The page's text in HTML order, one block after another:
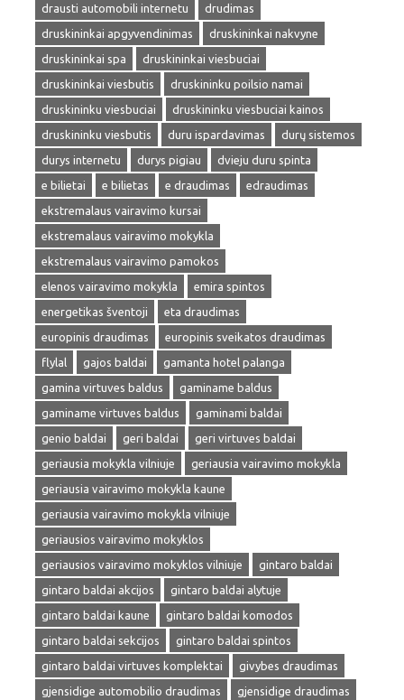
drausti automobili internetu
drudimas
druskininkai apgyvendinimas
druskininkai nakvyne
druskininkai spa
druskininkai viesbuciai
druskininkai viesbutis
druskininku poilsio namai
druskininku viesbuciai
druskininku viesbuciai kainos
druskininku viesbutis
duru ispardavimas
durų sistemos
durys internetu
durys pigiau
dvieju duru spinta
e bilietai
e bilietas e draudimas
edraudimas
ekstremalaus vairavimo kursai
ekstremalaus vairavimo mokykla
ekstremalaus vairavimo pamokos
elenos vairavimo mokykla
emira spintos
energetikas šventoji
eta draudimas
europinis draudimas
europinis sveikatos draudimas
flylal
gajos baldai
gamanta hotel palanga
gamina virtuves baldus
gaminame baldus
gaminame virtuves baldus
gaminami baldai
genio baldai
geri baldai
geri virtuves baldai
geriausia mokykla vilniuje
geriausia vairavimo mokykla
geriausia vairavimo mokykla kaune
geriausia vairavimo mokykla vilniuje
geriausios vairavimo mokyklos
geriausios vairavimo mokyklos vilniuje
gintaro baldai
gintaro baldai akcijos
gintaro baldai alytuje
gintaro baldai kaune
gintaro baldai komodos
gintaro baldai sekcijos
gintaro baldai spintos
gintaro baldai virtuves komplektai
givybes draudimas
gjensidige automobilio draudimas
gjensidige draudimas